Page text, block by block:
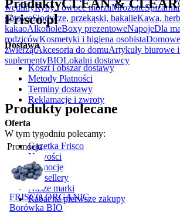
wędlinyRyby i owoce morzaMrożoneSpiżarnia
gotoweSłodycze, przekąski, bakalieKawa,
kakaoAlkoholeBoxy prezentoweNapojeDla
rodzicówKosmetyki i higiena osobista
zwierzątAkcesoria do domuArtykuły biurowe
suplementyBIOLokalni dostawcy
Produkty polecane
W tym tygodniu polecamy:
Promocja
FRISCO ORGANIC
Borówka BIO
ProduktyCLEAN &
Frisco.pl
Dostawa
Koszt i obszar dostawy
Metody Płatności
Terminy dostawy
Reklamacje i zwroty
Oferta
Gazetka Frisco
Nowości
Promocje
Bestsellery
Nasze marki
Rabat na pierwsze zakupy